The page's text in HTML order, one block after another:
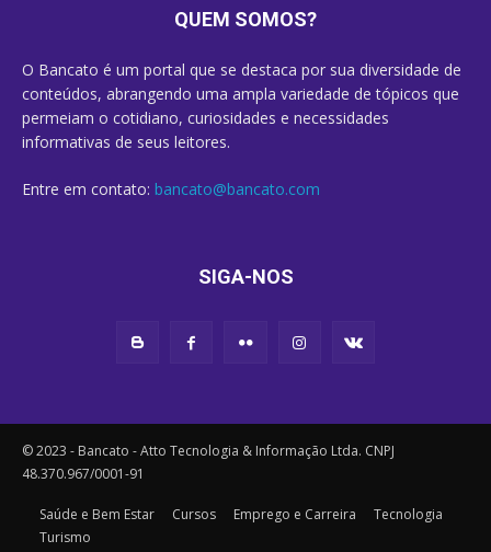
QUEM SOMOS?
O Bancato é um portal que se destaca por sua diversidade de
conteúdos, abrangendo uma ampla variedade de tópicos que
permeiam o cotidiano, curiosidades e necessidades
informativas de seus leitores.
Entre em contato: bancato@bancato.com
SIGA-NOS
© 2023 - Bancato - Atto Tecnologia & Informação Ltda. CNPJ
48.370.967/0001-91
Saúde e Bem Estar Cursos Emprego e Carreira
Tecnologia
Turismo